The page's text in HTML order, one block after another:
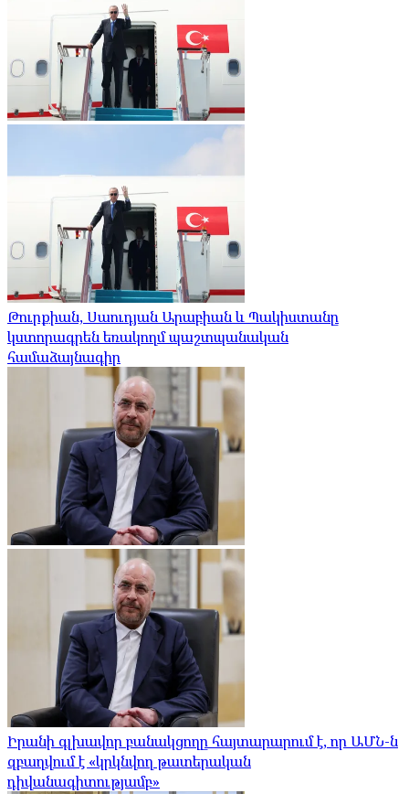
Թուրքիան, Սաուդյան Արաբիան և Պակիստանը
կստորագրեն եռակողմ պաշտպանական
համաձայնագիր
Իրանի գլխավոր բանակցողը հայտարարում է, որ ԱՄՆ-ն
զբաղվում է «կրկնվող թատերական
դիվանագիտությամբ»